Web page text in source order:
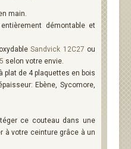
main.
démontable et
Sandvick 12C27 ou
selon votre envie.
plat de 4 plaquettes en bois
Ebène, Sycomore,
ce couteau dans une
à votre ceinture grâce à un